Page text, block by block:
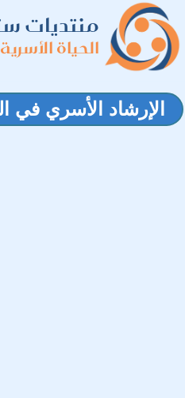
منتديات
الحياة الأسرية
الإرشاد الأسري في